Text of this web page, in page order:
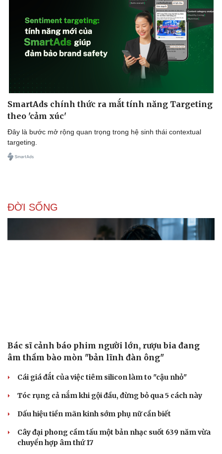
SmartAds chính thức ra mắt tính năng Targeting
theo 'cảm xúc'
Đây là bước mở rộng quan trọng trong hệ sinh thái contextual
targeting.
ĐỜI SỐNG
Bác sĩ cảnh báo phim người lớn, rượu bia đang
âm thầm bào mòn "bản lĩnh đàn ông"
Cái giá đắt của việc tiêm silicon làm to "cậu nhỏ"
Tóc rụng cả nắm khi gội đầu, đừng bỏ qua 5 cách này
Dấu hiệu tiền mãn kinh sớm phụ nữ cần biết
Cây đại phong cầm tấu một bản nhạc suốt 639 năm vừa
chuyển hợp âm thứ 17